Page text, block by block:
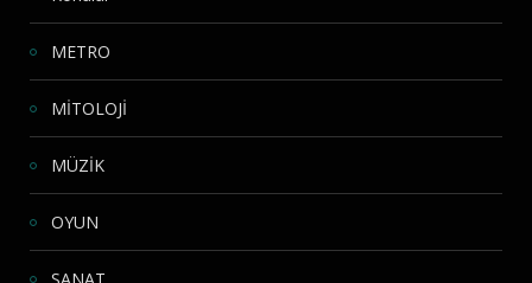
METRO
MİTOLOJİ
MÜZİK
OYUN